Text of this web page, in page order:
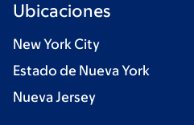
Ubicaciones
New York City
Estado de Nueva York
Nueva Jersey